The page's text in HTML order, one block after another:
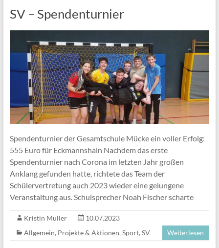
SV – Spendenturnier
Spendenturnier der Gesamtschule Mücke ein voller Erfolg:
555 Euro für Eckmannshain Nachdem das erste
Spendenturnier nach Corona im letzten Jahr großen
Anklang gefunden hatte, richtete das Team der
Schülervertretung auch 2023 wieder eine gelungene
Veranstaltung aus. Schulsprecher Noah Fischer scharte
Kristin Müller
10.07.2023
Allgemein, Projekte & Aktionen, Sport, SV Weiterlesen